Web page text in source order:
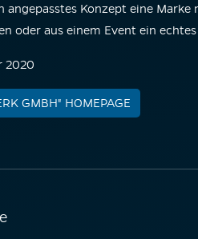
angepasstes Konzept eine
oder aus einem Event ein
2020
GMBH" HOMEPAGE